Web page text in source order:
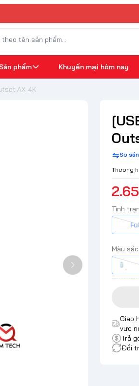
Sản phẩm Khuyến mại hôm nay
AX 4K
So
Thương
Tình
Màu sắc
Giao
vực
Trả
Đổi